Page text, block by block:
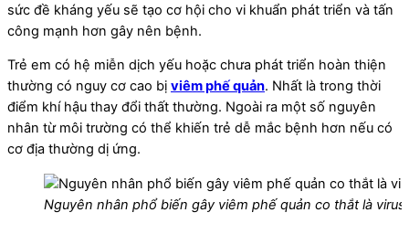
sức đề kháng yếu sẽ tạo cơ hội cho vi khuẩn phát triển và tấn
công mạnh hơn gây nên bệnh.
Trẻ em có hệ miễn dịch yếu hoặc chưa phát triển hoàn thiện
thường có nguy cơ cao bị viêm phế quản. Nhất là trong thời
điểm khí hậu thay đổi thất thường. Ngoài ra một số nguyên
nhân từ môi trường có thể khiến trẻ dễ mắc bệnh hơn nếu có
cơ địa thường dị ứng.
Nguyên nhân phổ biến gây viêm phế quản co thắt là virus